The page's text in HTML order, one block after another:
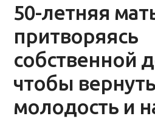
50-летняя
притворяясь
собственной
чтобы вернуть
молодость и